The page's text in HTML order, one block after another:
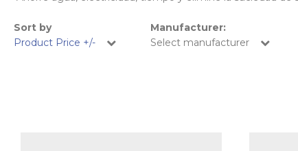
Sort by
Product Price +/-
Manufacturer:
Select manufacturer